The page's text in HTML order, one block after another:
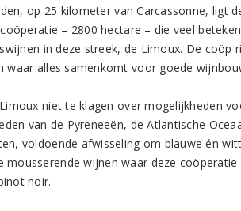
op 25 kilometer van Carcassonne, ligt
coöperatie – 2800 hectare – die veel
in deze streek, de Limoux. De
waar alles samenkomt voor goede
niet te klagen over mogelijkheden
van de Pyreneeën, de Atlantische
voldoende afwisseling om blauwe én
mousserende wijnen waar deze
noir.